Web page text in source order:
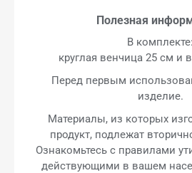
Полезная
В комплекте:
круглая венчица 25 см и
Перед первым
изделие.
Материалы, из которых
продукт, подлежат
Ознакомьтесь с правилами
действующими в вашем